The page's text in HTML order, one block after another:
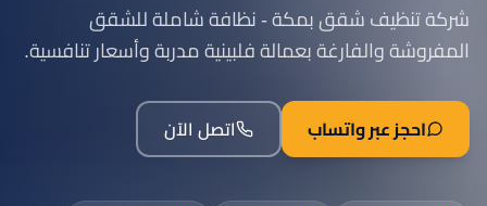
شركة تنظيف شقق بمكة - نظافة شاملة للشقق
المفروشة والفارغة بعمالة فلبينية مدربة وأسعار تنافسية.
احجز عبر واتساب اتصل الآن